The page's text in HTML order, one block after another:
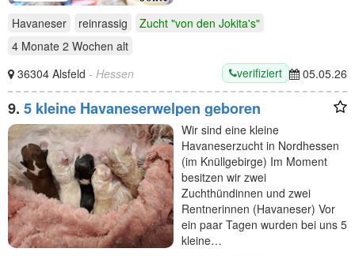
Havaneser reinrassig
Zucht "von den Jokita's"
4 Monate 2 Wochen alt
36304 Alsfeld - Hessen verifiziert 05.05.26
9. 5 kleine Havaneserwelpen geboren
Wir sind eine kleine
Havaneserzucht in Nordhessen
(im Knüllgebirge) Im Moment
besitzen wir zwei
Zuchthündinnen und zwei
Rentnerinnen (Havaneser) Vor
ein paar Tagen wurden bei uns 5
kleine…